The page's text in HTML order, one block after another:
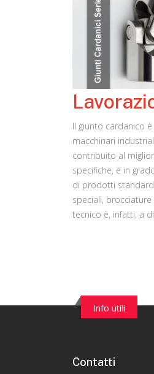
Il giunto cardanico
macchinari
contribuito al
specifiche, è in
di prodotti
speciali,
tecnico è, infatti, a
Info utili
Contatti